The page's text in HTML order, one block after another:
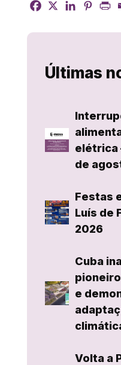
Últimas
elétrica
de
Festas
Luís de
2026
Cuba
e
Volta a